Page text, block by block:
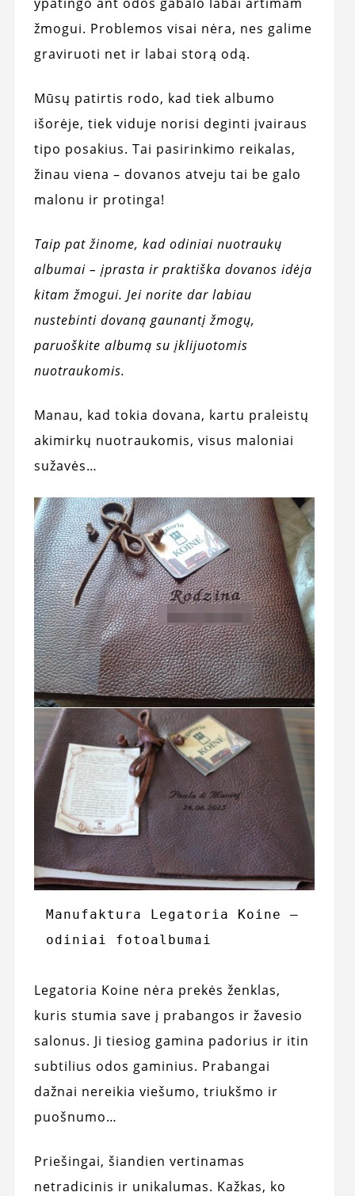
žmogui. Problemos visai nėra, nes galime
graviruoti net ir labai storą odą.
Mūsų patirtis rodo, kad tiek albumo
išorėje, tiek viduje norisi deginti įvairaus
tipo posakius. Tai pasirinkimo reikalas,
žinau viena – dovanos atveju tai be galo
malonu ir protinga!
Taip pat žinome, kad odiniai nuotraukų
albumai – įprasta ir praktiška dovanos idėja
kitam žmogui. Jei norite dar labiau
nustebinti dovaną gaunantį žmogų,
paruoškite albumą su įklijuotomis
nuotraukomis.
Manau, kad tokia dovana, kartu praleistų
akimirkų nuotraukomis, visus maloniai
sužavės…
Manufaktura Legatoria Koine –
odiniai fotoalbumai
Legatoria Koine nėra prekės ženklas,
kuris stumia save į prabangos ir žavesio
salonus. Ji tiesiog gamina padorius ir itin
subtilius odos gaminius. Prabangai
dažnai nereikia viešumo, triukšmo ir
puošnumo…
Priešingai, šiandien vertinamas
netradicinis ir unikalumas. Kažkas, ko